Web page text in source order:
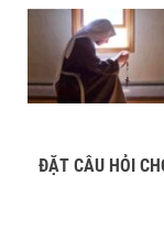
ĐẶT CÂU HỎI